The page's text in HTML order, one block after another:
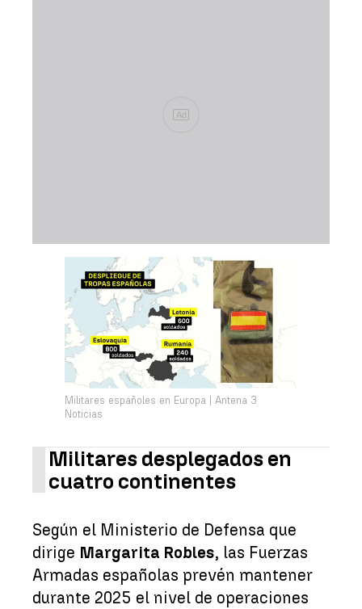
Ad
Militares españoles en Europa | Antena 3
Noticias
Militares desplegados en
cuatro continentes
Según el Ministerio de Defensa que
dirige Margarita Robles, las Fuerzas
Armadas españolas prevén mantener
durante 2025 el nivel de operaciones